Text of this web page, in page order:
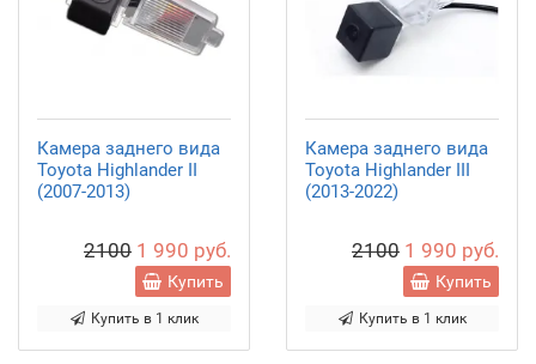
Камера заднего вида
Toyota Highlander II
(2007-2013)
2100 1 990 руб.
Купить
Купить в 1 клик
Камера заднего вида
Toyota Highlander III
(2013-2022)
2100 1 990 руб.
Купить
Купить в 1 клик